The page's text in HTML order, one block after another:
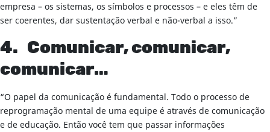
empresa – os sistemas, os símbolos e processos – e eles têm de
ser coerentes, dar sustentação verbal e não-verbal a isso.”
4. Comunicar, comunicar,
comunicar…
“O papel da comunicação é fundamental. Todo o processo de
reprogramação mental de uma equipe é através de comunicação
e de educação. Então você tem que passar informações